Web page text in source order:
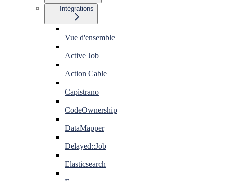
Intégrations
Vue d'ensemble
Active Job
Action Cable
Capistrano
CodeOwnership
DataMapper
Delayed::Job
Elasticsearch